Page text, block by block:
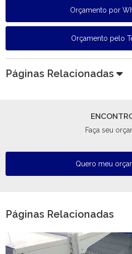
Orçamento por
Orçamento pelo
Páginas Relacionadas
Faça seu
Quero meu
Páginas Relacionadas